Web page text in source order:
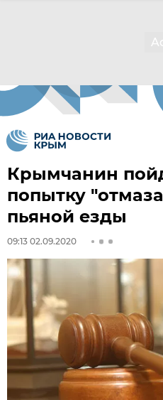
Крымчанин
попытку
пьяной езды
09:13 02.09.2020